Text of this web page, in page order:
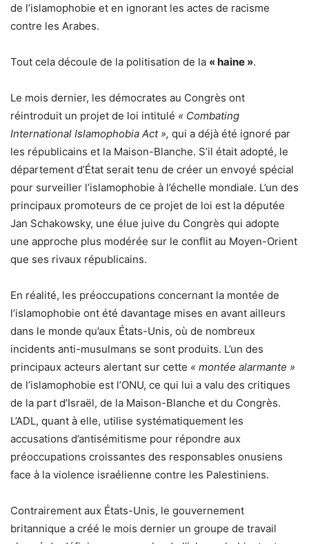
de l’islamophobie et en ignorant les actes de racisme
contre les Arabes.
Tout cela découle de la politisation de la « haine ».
Le mois dernier, les démocrates au Congrès ont
réintroduit un projet de loi intitulé « Combating
International Islamophobia Act », qui a déjà été ignoré par
les républicains et la Maison-Blanche. S’il était adopté, le
département d’État serait tenu de créer un envoyé spécial
pour surveiller l’islamophobie à l’échelle mondiale. L’un des
principaux promoteurs de ce projet de loi est la députée
Jan Schakowsky, une élue juive du Congrès qui adopte
une approche plus modérée sur le conflit au Moyen-Orient
que ses rivaux républicains.
En réalité, les préoccupations concernant la montée de
l’islamophobie ont été davantage mises en avant ailleurs
dans le monde qu’aux États-Unis, où de nombreux
incidents anti-musulmans se sont produits. L’un des
principaux acteurs alertant sur cette « montée alarmante »
de l’islamophobie est l’ONU, ce qui lui a valu des critiques
de la part d’Israël, de la Maison-Blanche et du Congrès.
L’ADL, quant à elle, utilise systématiquement les
accusations d’antisémitisme pour répondre aux
préoccupations croissantes des responsables onusiens
face à la violence israélienne contre les Palestiniens.
Contrairement aux États-Unis, le gouvernement
britannique a créé le mois dernier un groupe de travail